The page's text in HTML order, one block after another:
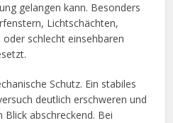
gelangen kann. Besonders
Lichtschächten,
schlecht einsehbaren
Schutz. Ein stabiles
deutlich erschweren und
abschreckend. Bei